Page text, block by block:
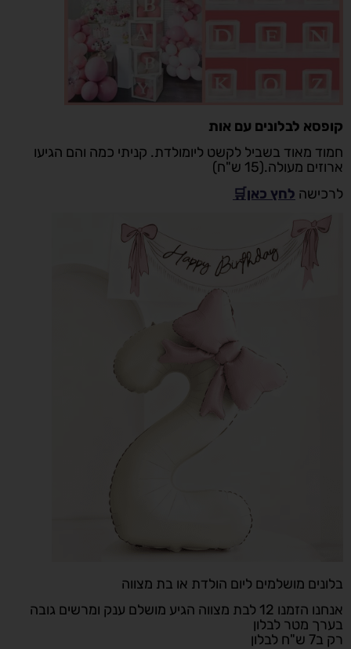
קופסא לבלונים עם אות
חמוד מאוד בשביל לקשט ליומולדת. קניתי כמה והם הגיעו
ארוזים מעולה.(15 ש"ח)
לרכישה לחץ כאן🛒
בלונים מושלמים ליום הולדת או בת מצווה
אנחנו הזמנו 12 לבת מצווה הגיע מושלם ענק ומרשים גובה
בערך מטר לבלון
רק ב7 ש"ח לבלון